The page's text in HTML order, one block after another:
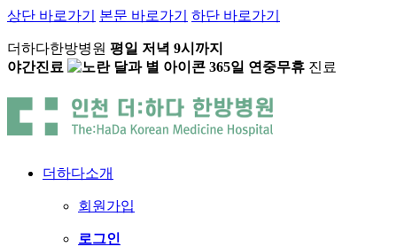
상단 바로가기 본문 바로가기 하단 바로가기
더하다한방병원 평일 저녁 9시까지
야간진료
365일 연중무휴 진료
더하다소개
회원가입
로그인